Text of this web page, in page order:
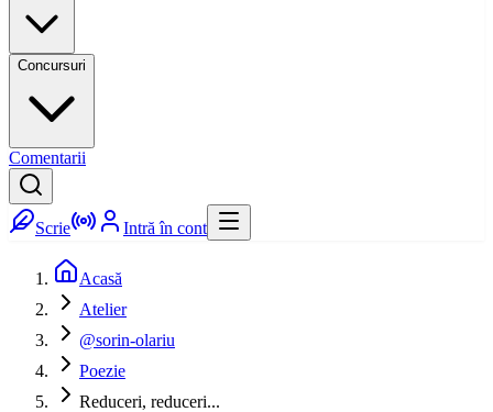
Concursuri
Comentarii
Scrie Intră în cont
Acasă
Atelier
@sorin-olariu
Poezie
Reduceri, reduceri...